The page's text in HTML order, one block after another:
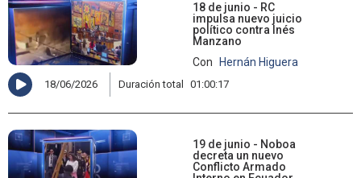
18 de junio - RC
impulsa nuevo juicio
político contra Inés
Manzano
Con
Hernán Higuera
18/06/2026 Duración total 01:00:17
19 de junio - Noboa
decreta un nuevo
Conflicto Armado